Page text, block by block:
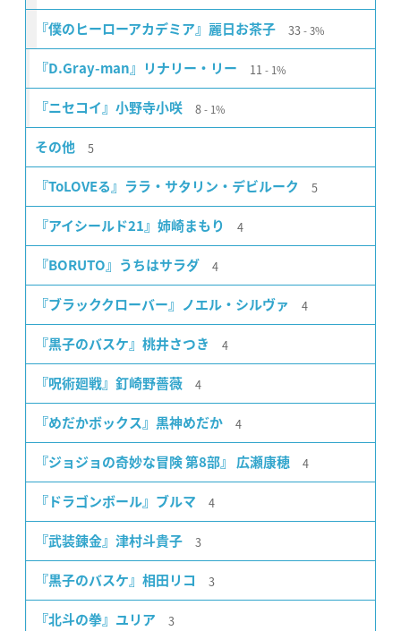
『僕のヒーローアカデミア』麗日お茶子 33 3%
『D.Gray-man』リナリー・リー 11 1%
『ニセコイ』小野寺小咲 8 1%
その他 5
『ToLOVEる』ララ・サタリン・デビルーク 5
『アイシールド21』姉崎まもり 4
『BORUTO』うちはサラダ 4
『ブラッククローバー』ノエル・シルヴァ 4
『黒子のバスケ』桃井さつき 4
『呪術廻戦』釘崎野薔薇 4
『めだかボックス』黒神めだか 4
『ジョジョの奇妙な冒険 第8部』 広瀬康穂 4
『ドラゴンボール』ブルマ 4
『武装錬金』津村斗貴子 3
『黒子のバスケ』相田リコ 3
『北斗の拳』ユリア 3